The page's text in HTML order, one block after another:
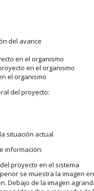
del avance
en el organismo
en el organismo
el organismo
del proyecto:
situación actual
información:
proyecto en el sistema
se muestra la imagen
Debajo de la imagen